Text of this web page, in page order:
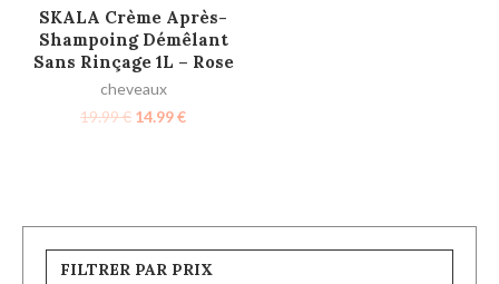
AJOUTER AU PANIER
SKALA Crème Après-
Shampoing Démêlant
Sans Rinçage 1L – Rose
cheveaux
19.99€ 14.99€
FILTRER PAR PRIX